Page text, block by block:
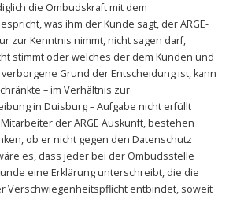
die Ombudskraft mit dem
was ihm der Kunde sagt, der ARGE-
zur Kenntnis nimmt, nicht sagen darf,
stimmt oder welches der dem Kunden und
Grund der Entscheidung ist, kann
– im Verhältnis zur
in Duisburg – Aufgabe nicht erfüllt
der ARGE Auskunft, bestehen
ob er nicht gegen den Datenschutz
es, dass jeder bei der Ombudsstelle
eine Erklärung unterschreibt, die die
Verschwiegenheitspflicht entbindet, soweit